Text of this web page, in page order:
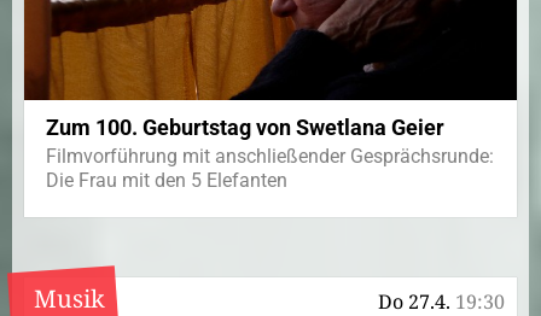
Zum 100. Geburtstag von Swetlana Geier
Filmvorführung mit anschließender Gesprächsrunde:
Die Frau mit den 5 Elefanten
Do 27.4. 19:30
Musik